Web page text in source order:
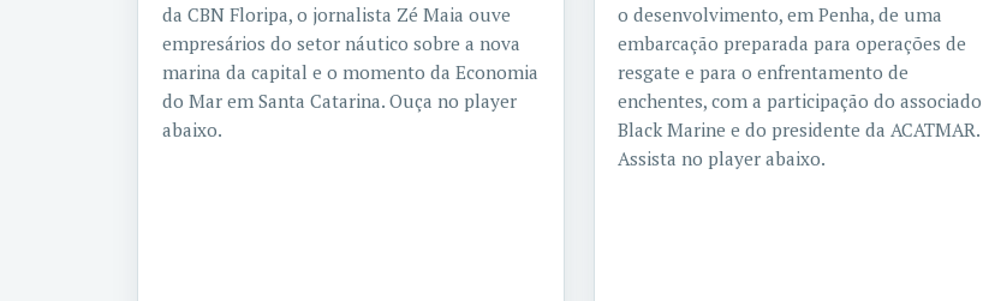
da CBN Floripa, o jornalista Zé Maia ouve
empresários do setor náutico sobre a nova
marina da capital e o momento da Economia
do Mar em Santa Catarina. Ouça no player
abaixo.
o desenvolvimento, em Penha, de uma
embarcação preparada para operações de
resgate e para o enfrentamento de
enchentes, com a participação do associado
Black Marine e do presidente da ACATMAR.
Assista no player abaixo.